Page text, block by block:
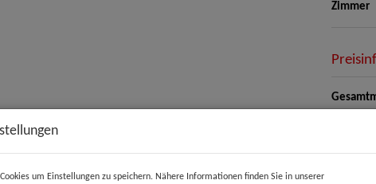
Zimmer
um Einstellungen zu speichern. Nähere Informationen finden Sie in unserer